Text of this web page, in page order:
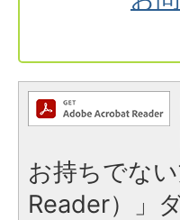
お持ちでな
Reader）」